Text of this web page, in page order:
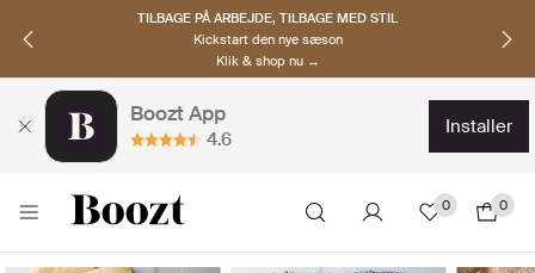
OPDAG NORDISKE BRANDS
Must-haves til den nye sæson
Klik & shop nu →
Boozt App
4.6
installer
0 0